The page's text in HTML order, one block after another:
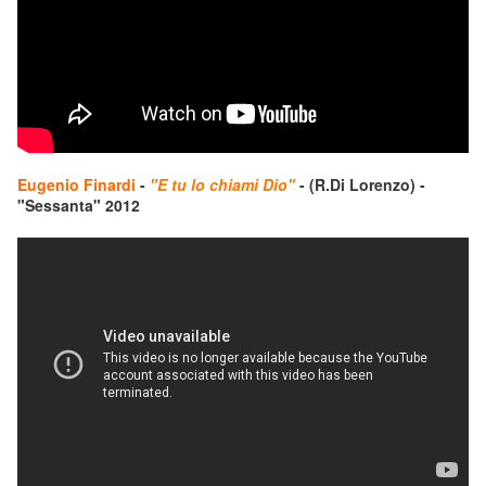
Eugenio Finardi - "E tu lo chiami Dio"- (R.Di Lorenzo) -
"Sessanta" 2012